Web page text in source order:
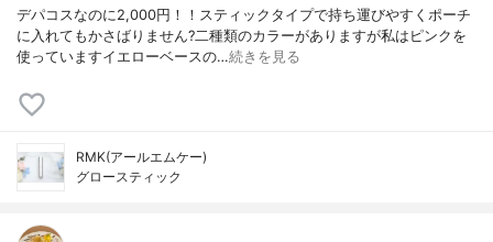
デパコスなのに2,000円！！スティックタイプで持ち運びやすくポーチ
に入れてもかさばりません?二種類のカラーがありますが私はピンクを
使っていますイエローベースの…続きを見る
RMK(アールエムケー)
グロースティック